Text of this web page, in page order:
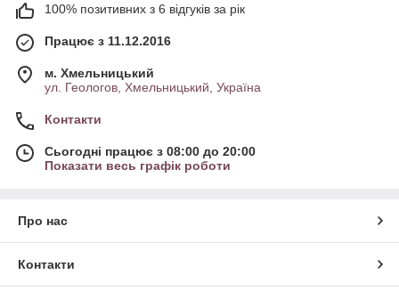
100% позитивних з 6 відгуків за рік
Працює з 11.12.2016
м. Хмельницький
ул. Геологов, Хмельницький, Україна
Контакти
Сьогодні працює з 08:00 до 20:00
Показати весь графік роботи
Про нас
Контакти